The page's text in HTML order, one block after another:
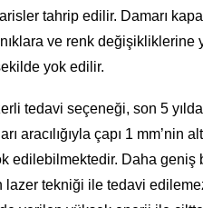
tahrip edilir. Damarı
ve renk değişikliklerine
yok edilir.
tedavi seçeneği, son 5
aracılığıyla çapı 1 mm’nin
edilebilmektedir. Daha geniş
lazer tekniği ile tedavi